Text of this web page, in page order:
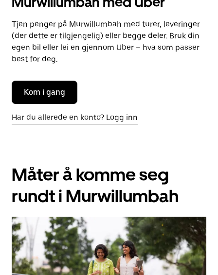
Tjen penger på Murwillumbah med turer, leveringer
(der dette er tilgjengelig) eller begge deler. Bruk din
egen bil eller lei en gjennom Uber – hva som passer
best for deg.
Kom i gang
Har du allerede en konto? Logg inn
Måter å komme seg
rundt i Murwillumbah